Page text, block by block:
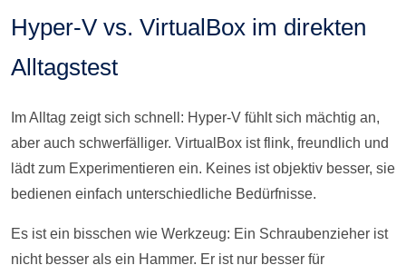
Hyper-V vs. VirtualBox im direkten
Alltagstest
Im Alltag zeigt sich schnell: Hyper-V fühlt sich mächtig an,
aber auch schwerfälliger. VirtualBox ist flink, freundlich und
lädt zum Experimentieren ein. Keines ist objektiv besser, sie
bedienen einfach unterschiedliche Bedürfnisse.
Es ist ein bisschen wie Werkzeug: Ein Schraubenzieher ist
nicht besser als ein Hammer. Er ist nur besser für